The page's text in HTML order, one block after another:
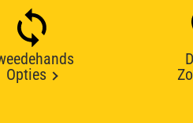
Opties